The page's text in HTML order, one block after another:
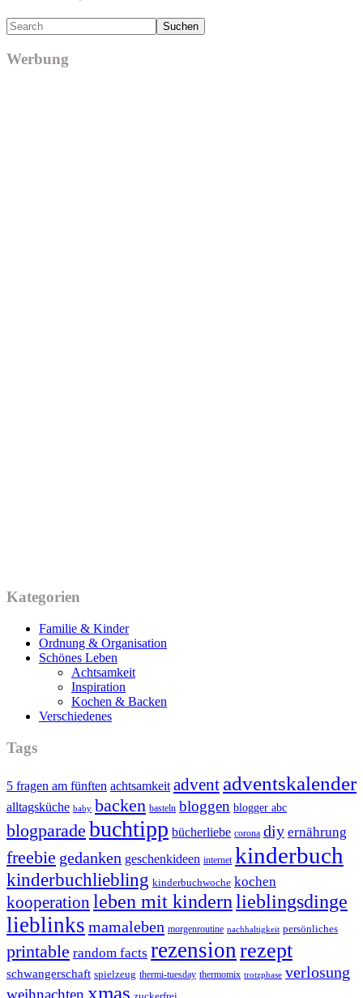
Search
Werbung
Kategorien
Familie & Kinder
Ordnung & Organisation
Schönes Leben
Achtsamkeit
Inspiration
Kochen & Backen
Verschiedenes
Tags
5 fragen am fünften achtsamkeit advent adventskalender
alltagsküche baby backen basteln bloggen blogger abc
blogparade buchtipp bücherliebe corona diy ernährung
freebie gedanken geschenkideen internet kinderbuch
kinderbuchliebling kinderbuchwoche kochen
kooperation leben mit kindernlieblingsdinge
lieblinks mamaleben morgenroutine nachhaltigkeit persönliches
printable random facts rezensionrezept
schwangerschaft spielzeug thermi-tuesday thermomix trotzphase verlosung
xmas